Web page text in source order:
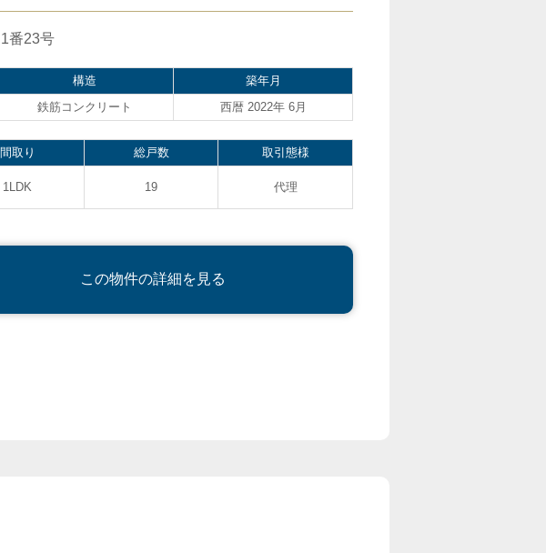
番23号
構造
築年月
鉄筋コンクリート 西暦 2022年 6月
間取り 総戸数
取引態様
1LDK 19 代理
この物件の詳細を見る